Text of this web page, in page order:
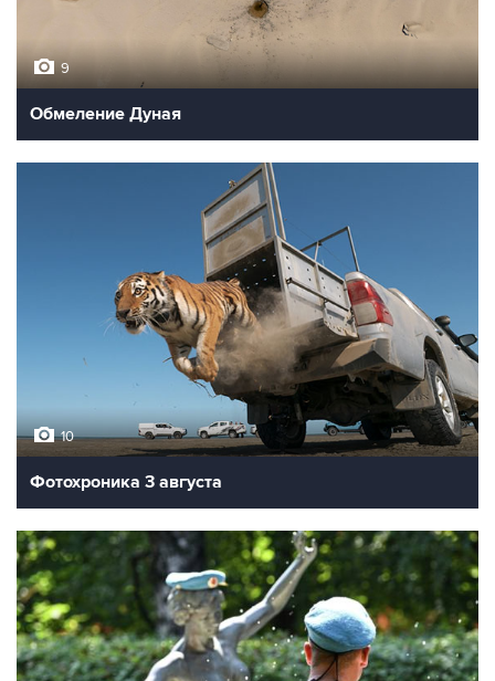
9
Обмеление Дуная
10
Фотохроника 3 августа